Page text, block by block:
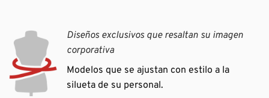
Diseños exclusivos que resaltan su imagen
corporativa
Modelos que se ajustan con estilo a la
silueta de su personal.